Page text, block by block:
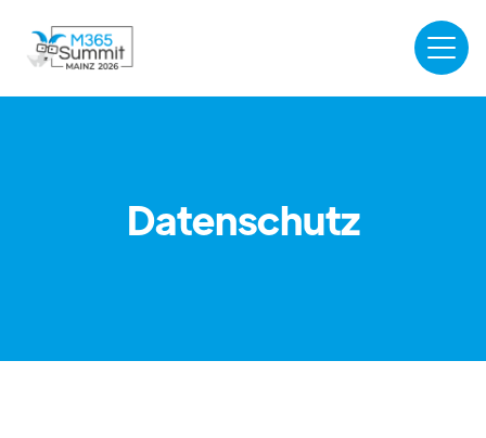
Datenschutz